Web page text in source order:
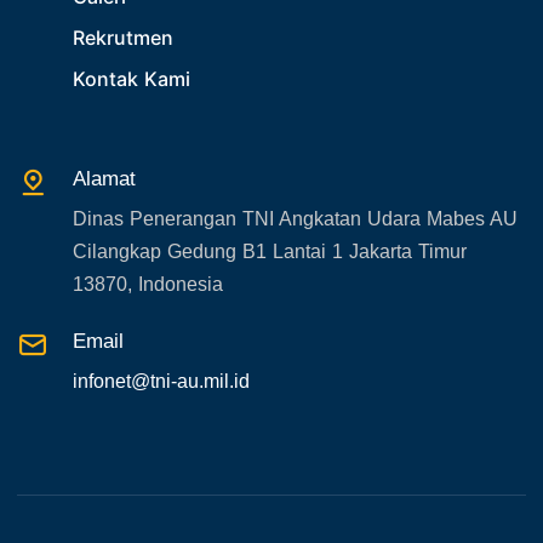
30. Organisasi TNI
31. SPAM
34. Agenda Kabupaten/Kota
35. Gangguan bandara
36. Kecelakaan pesawat TNI
38. Bencana Alam
Rekrutmen
Kontak Kami
Alamat
Dinas Penerangan TNI Angkatan Udara Mabes AU
Cilangkap Gedung B1 Lantai 1 Jakarta Timur
13870, Indonesia
Email
infonet@tni-au.mil.id